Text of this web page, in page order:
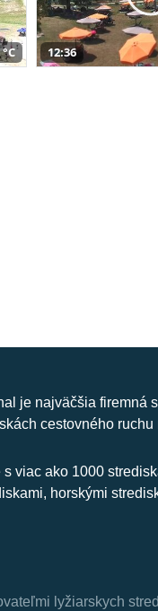
12:36
je najväčšia firemná
cestovného ruchu
viac ako 1000
horskými
lyžiarskych